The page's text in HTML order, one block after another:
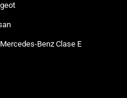
Benz Clase E